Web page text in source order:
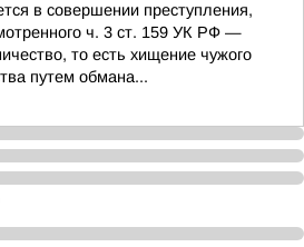
в совершении преступления,
ч. 3 ст. 159 УК РФ —
то есть хищение чужого
путем обмана...